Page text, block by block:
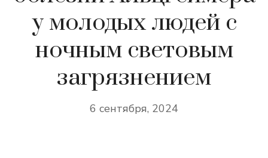
у молодых людей с
ночным световым
загрязнением
6 сентября, 2024